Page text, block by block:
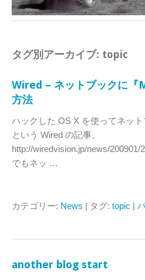
タグ別アーカイブ: topic
Wired – ネットブックに『
方法
ハックした OS X を使ってネット
という Wired の記事。
http://wiredvision.jp/news/200901/
でもネッ …
カテゴリー: News | タグ: topic |
another blog start